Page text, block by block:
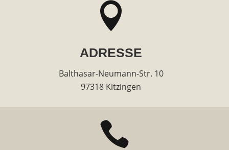

ADRESSE
Balthasar-Neumann-Str. 10
97318 Kitzingen
